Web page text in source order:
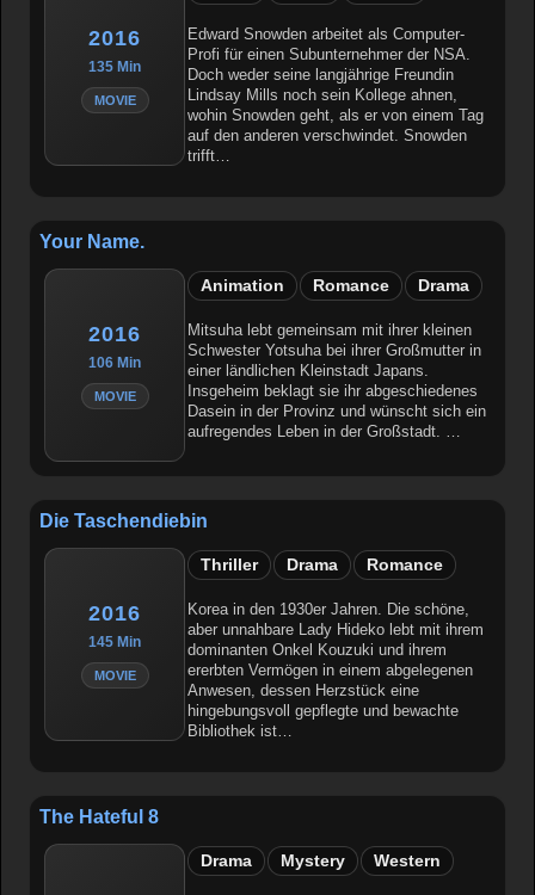
2016
135 Min
MOVIE
Edward Snowden arbeitet als Computer-
Profi für einen Subunternehmer der NSA.
Doch weder seine langjährige Freundin
Lindsay Mills noch sein Kollege ahnen,
wohin Snowden geht, als er von einem Tag
auf den anderen verschwindet. Snowden
trifft…
Your Name.
2016
106 Min
MOVIE
Animation Romance Drama
Mitsuha lebt gemeinsam mit ihrer kleinen
Schwester Yotsuha bei ihrer Großmutter in
einer ländlichen Kleinstadt Japans.
Insgeheim beklagt sie ihr abgeschiedenes
Dasein in der Provinz und wünscht sich ein
aufregendes Leben in der Großstadt. …
Die Taschendiebin
2016
145 Min
MOVIE
Thriller Drama Romance
Korea in den 1930er Jahren. Die schöne,
aber unnahbare Lady Hideko lebt mit ihrem
dominanten Onkel Kouzuki und ihrem
ererbten Vermögen in einem abgelegenen
Anwesen, dessen Herzstück eine
hingebungsvoll gepflegte und bewachte
Bibliothek ist…
The Hateful 8
Drama Mystery Western